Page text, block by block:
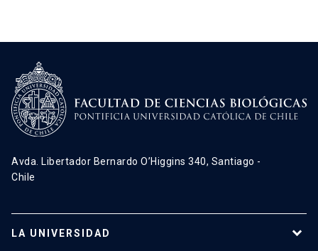
Avda. Libertador Bernardo O’Higgins 340, Santiago -
Chile
LA UNIVERSIDAD